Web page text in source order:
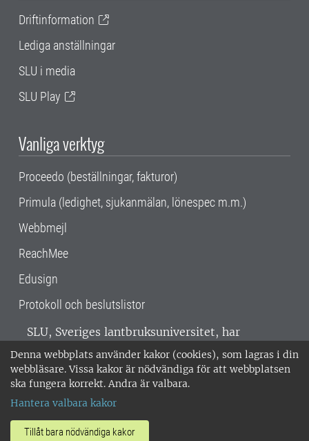
Denna webbplats använder kakor (cookies), som lagras i din
webbläsare. Vissa kakor är nödvändiga för att webbplatsen
ska fungera korrekt. Andra är valbara.
Hantera valbara kakor
Tillåt bara nödvändiga kakor
Driftinformation
Lediga anställningar
SLU i media
SLU Play
Vanliga verktyg
Proceedo (beställningar, fakturor)
Primula (ledighet, sjukanmälan, lönespec m.m.)
Webbmejl
ReachMee
Edusign
Protokoll och beslutslistor
SLU, Sveriges lantbruksuniversitet, har
verksamhet över hela Sverige. Huvudorter är
Alnarp, Uppsala och Umeå.SLU är
miljöcertifierat enligt ISO 14001. •
018-67 10 00 • Org nr: 202100-2817 •
Om SLU:s webbplatser